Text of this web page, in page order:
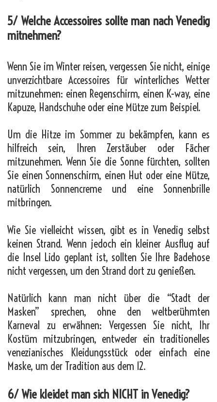
5/ Welche Accessoires sollte man nach Venedig
mitnehmen?
Wenn Sie im Winter reisen, vergessen Sie nicht, einige
unverzichtbare Accessoires für winterliches Wetter
mitzunehmen: einen Regenschirm, einen K-way, eine
Kapuze, Handschuhe oder eine Mütze zum Beispiel.
Um die Hitze im Sommer zu bekämpfen, kann es
hilfreich sein, Ihren Zerstäuber oder Fächer
mitzunehmen. Wenn Sie die Sonne fürchten, sollten
Sie einen Sonnenschirm, einen Hut oder eine Mütze,
natürlich Sonnencreme und eine Sonnenbrille
mitbringen.
Wie Sie vielleicht wissen, gibt es in Venedig selbst
keinen Strand. Wenn jedoch ein kleiner Ausflug auf
die Insel Lido geplant ist, sollten Sie Ihre Badehose
nicht vergessen, um den Strand dort zu genießen.
Natürlich kann man nicht über die “Stadt der
Masken” sprechen, ohne den weltberühmten
Karneval zu erwähnen: Vergessen Sie nicht, Ihr
Kostüm mitzubringen, entweder ein traditionelles
venezianisches Kleidungsstück oder einfach eine
Maske, um der Tradition aus dem 12.
6/ Wie kleidet man sich NICHT in Venedig?